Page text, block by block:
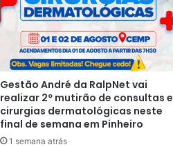
Gestão André da RalpNet vai
realizar 2º mutirão de consultas e
cirurgias dermatológicas neste
final de semana em Pinheiro
1 semana atrás